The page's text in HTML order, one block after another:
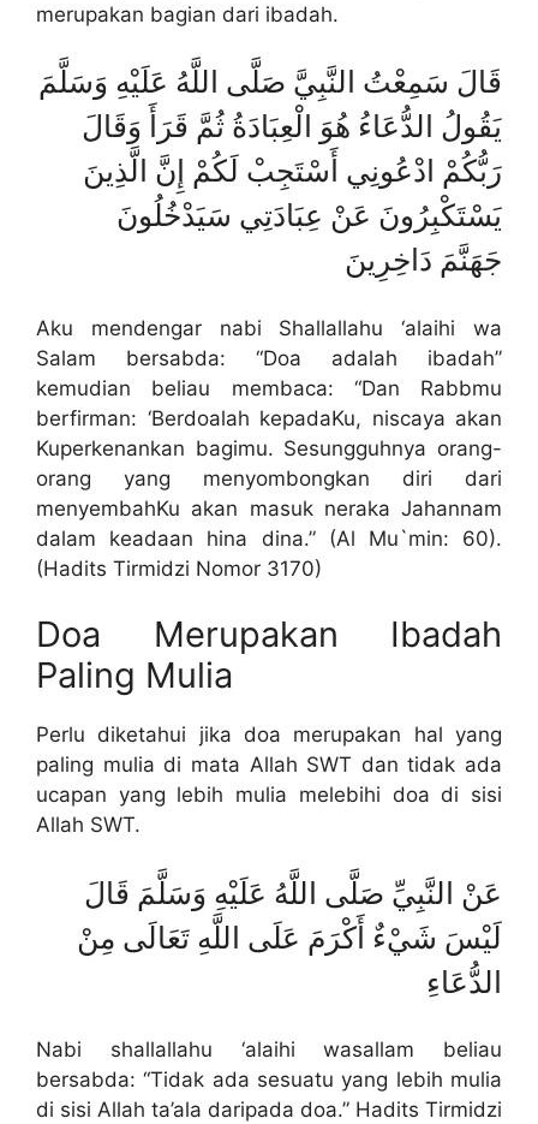
merupakan bagian dari ibadah.
قَالَ سَمِعْتُ النَّبِيَّ صَلَّى اللَّهُ عَلَيْهِ وَسَلَّمَ
يَقُولُ الدُّعَاءُ هُوَ الْعِبَادَةُ ثُمَّ قَرَأَ وَقَالَ
رَبُّكُمْ ادْعُونِي أَسْتَجِبْ لَكُمْ إِنَّ الَّذِينَ
يَسْتَكْبِرُونَ عَنْ عِبَادَتِي سَيَدْخُلُونَ
جَهَنَّمَ دَاخِرِينَ
Aku mendengar nabi Shallallahu ‘alaihi wa
Salam bersabda: “Doa adalah ibadah”
kemudian beliau membaca: “Dan Rabbmu
berfirman: ‘Berdoalah kepadaKu, niscaya akan
Kuperkenankan bagimu. Sesungguhnya orang-
orang yang menyombongkan diri dari
menyembahKu akan masuk neraka Jahannam
dalam keadaan hina dina.” (Al Mu`min: 60).
(Hadits Tirmidzi Nomor 3170)
Doa Merupakan Ibadah
Paling Mulia
Perlu diketahui jika doa merupakan hal yang
paling mulia di mata Allah SWT dan tidak ada
ucapan yang lebih mulia melebihi doa di sisi
Allah SWT.
عَنْ النَّبِيِّ صَلَّى اللَّهُ عَلَيْهِ وَسَلَّمَ قَالَ
لَيْسَ شَيْءٌ أَكْرَمَ عَلَى اللَّهِ تَعَالَى مِنْ
الدُّعَاءِ
Nabi shallallahu ‘alaihi wasallam beliau
bersabda: “Tidak ada sesuatu yang lebih mulia
di sisi Allah ta’ala daripada doa.” Hadits Tirmidzi